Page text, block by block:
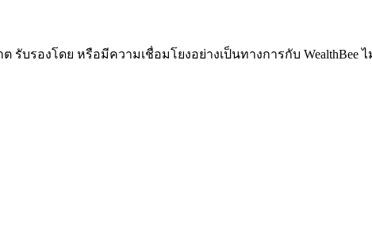
ต รับรองโดย หรือมีความเชื่อมโยงอย่างเป็นทางการกับ